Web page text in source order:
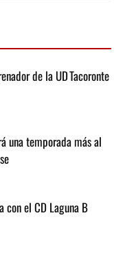
de la UD Tacoronte
una temporada más al
con el CD Laguna B